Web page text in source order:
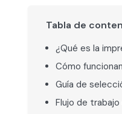
Tabla de
¿Qué es la
Cómo
Guía de
Flujo de